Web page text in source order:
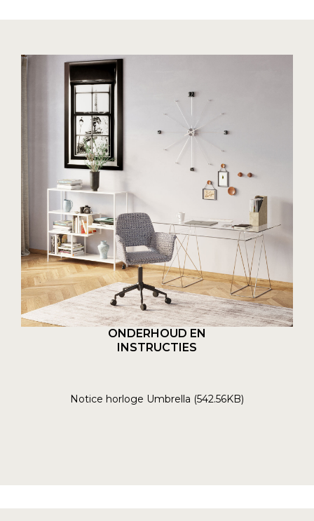
ONDERHOUD EN
INSTRUCTIES
Notice horloge Umbrella (542.56KB)